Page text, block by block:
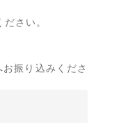
さい。
振り込みくださ